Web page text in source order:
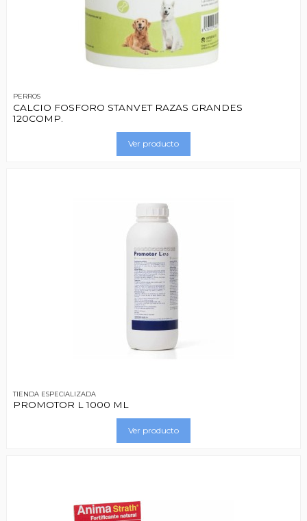
PERROS
CALCIO FOSFORO STANVET RAZAS GRANDES
120COMP.
Ver producto
TIENDA ESPECIALIZADA
PROMOTOR L 1000 ML
Ver producto